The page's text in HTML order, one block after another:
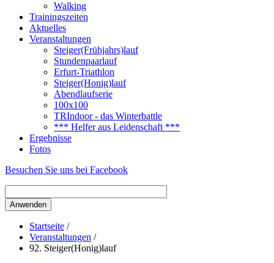
Walking
Trainingszeiten
Aktuelles
Veranstaltungen
Steiger(Frühjahrs)lauf
Stundenpaarlauf
Erfurt-Triathlon
Steiger(Honig)lauf
Abendlaufserie
100x100
TRIndoor - das Winterbattle
*** Helfer aus Leidenschaft ***
Ergebnisse
Fotos
Besuchen Sie uns bei Facebook
Startseite /
Veranstaltungen /
92. Steiger(Honig)lauf